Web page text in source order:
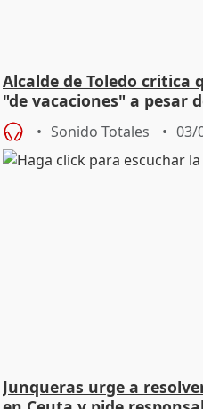
Alcalde de Toledo critica
"de vacaciones" a pesar
Sonido Totales 03/
Junqueras urge a